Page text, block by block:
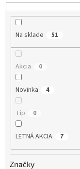
Na sklade 51
Akcia 0
Novinka 4
Tip 0
LETNÁ AKCIA 7
Značky